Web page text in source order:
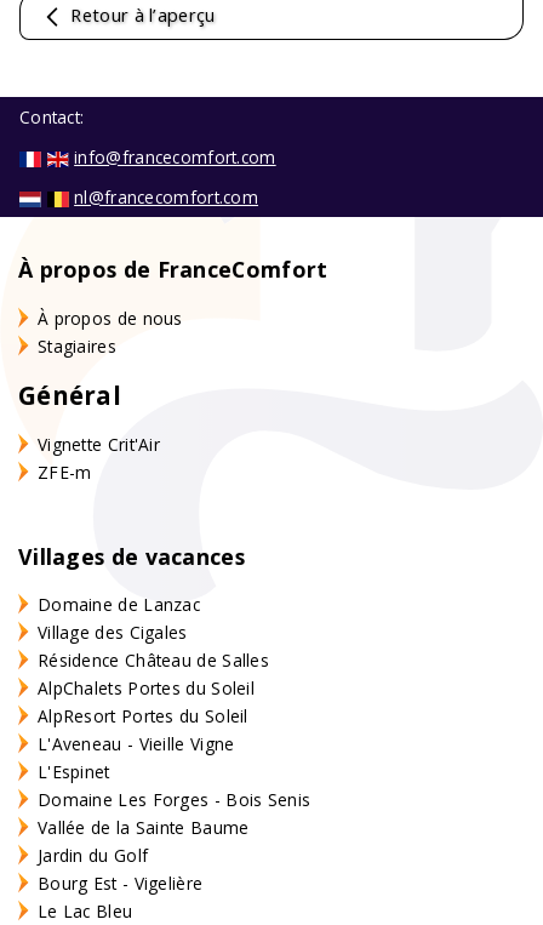
Retour à l’aperçu
Contact:
info@francecomfort.com
nl@francecomfort.com
À propos de FranceComfort
À propos de nous
Stagiaires
Général
Vignette Crit'Air
ZFE-m
Villages de vacances
Domaine de Lanzac
Village des Cigales
Résidence Château de Salles
AlpChalets Portes du Soleil
AlpResort Portes du Soleil
L'Aveneau - Vieille Vigne
L'Espinet
Domaine Les Forges - Bois Senis
Vallée de la Sainte Baume
Jardin du Golf
Bourg Est - Vigelière
Le Lac Bleu